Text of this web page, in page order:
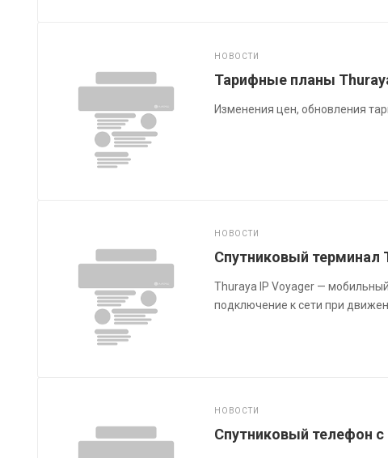
НОВОСТИ
Тарифные планы
Изменения цен, обновления
НОВОСТИ
Спутниковый терминал
Thuraya IP Voyager —
подключение к сети при
НОВОСТИ
Спутниковый телефон